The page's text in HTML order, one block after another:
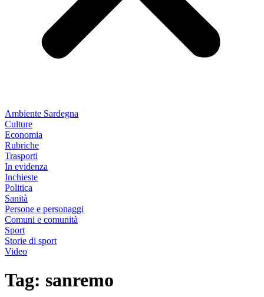
Ambiente Sardegna
Culture
Economia
Rubriche
Trasporti
In evidenza
Inchieste
Politica
Sanità
Persone e personaggi
Comuni e comunità
Sport
Storie di sport
Video
Tag: sanremo